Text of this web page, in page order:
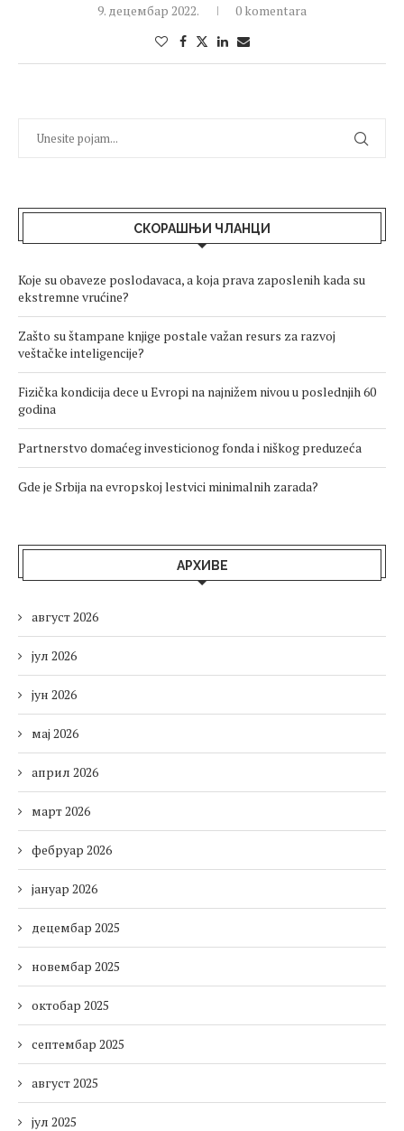
9. децембар 2022. 0 komentara
СКОРАШЊИ ЧЛАНЦИ
Koje su obaveze poslodavaca, a koja prava zaposlenih kada su
ekstremne vrućine?
Zašto su štampane knjige postale važan resurs za razvoj
veštačke inteligencije?
Fizička kondicija dece u Evropi na najnižem nivou u poslednjih 60
godina
Partnerstvo domaćeg investicionog fonda i niškog preduzeća
Gde je Srbija na evropskoj lestvici minimalnih zarada?
АРХИВЕ
август 2026
јул 2026
јун 2026
мај 2026
април 2026
март 2026
фебруар 2026
јануар 2026
децембар 2025
новембар 2025
октобар 2025
септембар 2025
август 2025
јул 2025